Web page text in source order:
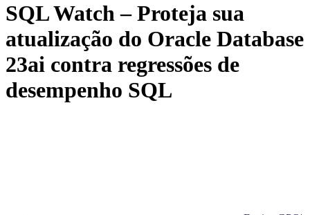
SQL Watch – Proteja sua
atualização do Oracle Database
23ai contra regressões de
desempenho SQL